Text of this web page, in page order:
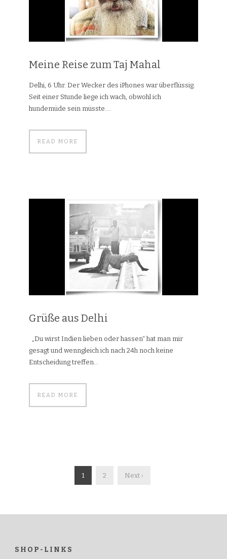
Meine Reise zum Taj Mahal
Delhi, 6 Uhr. Der Wecker des iPhones war überflüssig.
Seit einer Stunde liege ich wach, obwohl ich
hundemüde sein müsste....
READ MORE
Grüße aus Delhi
„Du wirst Indien lieben oder hassen“ hat man mir
gesagt und wenngleich ich nach 24h noch keine
Entscheidung treffen...
READ MORE
1 2 Next ›
SHOP-LINKS